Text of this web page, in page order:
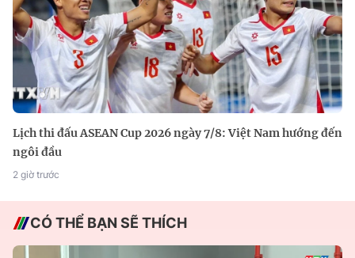
Lịch thi đấu ASEAN Cup 2026 ngày 7/8: Việt Nam hướng đến
ngôi đầu
2 giờ trước
CÓ THỂ BẠN SẼ THÍCH